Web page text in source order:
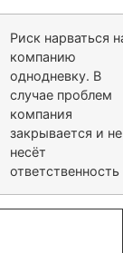
Риск нарваться
компанию
однодневку. В
случае проблем
компания
закрывается и не
несёт
ответственность